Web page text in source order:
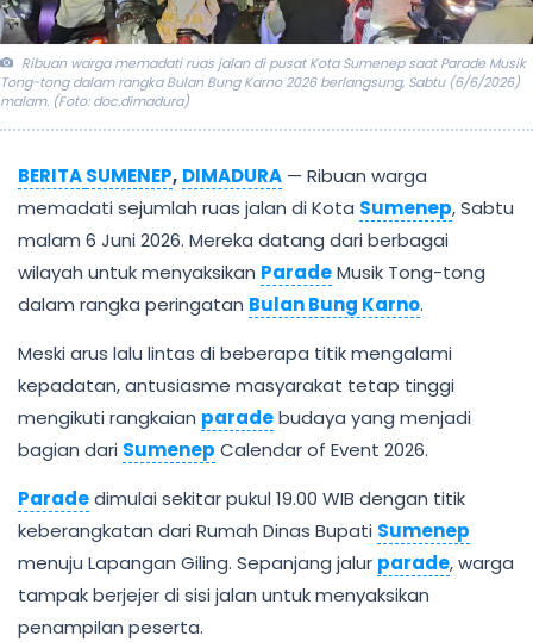
Ribuan warga memadati ruas jalan di pusat Kota Sumenep saat Parade Musik
Tong-tong dalam rangka Bulan Bung Karno 2026 berlangsung, Sabtu (6/6/2026)
malam. (Foto: doc.dimadura)
BERITASUMENEP, DIMADURA — Ribuan warga
memadati sejumlah ruas jalan di Kota Sumenep, Sabtu
malam 6 Juni 2026. Mereka datang dari berbagai
wilayah untuk menyaksikan ParadeMusik Tong-tong
dalam rangka peringatan Bulan Bung Karno.
Meski arus lalu lintas di beberapa titik mengalami
kepadatan, antusiasme masyarakat tetap tinggi
mengikuti rangkaian paradebudaya yang menjadi
bagian dari Sumenep Calendar of Event 2026.
Paradedimulai sekitar pukul 19.00 WIB dengan titik
keberangkatan dari Rumah Dinas Bupati Sumenep
menuju Lapangan Giling. Sepanjang jalur parade, warga
tampak berjejer di sisi jalan untuk menyaksikan
penampilan peserta.